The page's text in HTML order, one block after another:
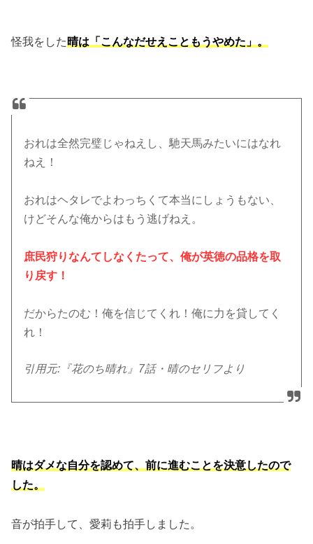
怪我をした晴は「こんなだせえこともうやめた」。
おれは全然完璧じゃねえし、馳天馬みたいにはなれ
ねえ！
おれはヘタレでよわっちくて本当にしょうもない、
けどそんな俺からはもう逃げねえ。
庶民狩りなんてしなくたって、俺が英徳の品格を取
り戻す！
だからたのむ！俺を信じてくれ！俺に力を貸してく
れ！
引用元:『花のち晴れ』7話・晴のセリフより
晴はダメな自分を認めて、前に進むことを決意したので
した。
音が拍手して、愛莉も拍手しました。